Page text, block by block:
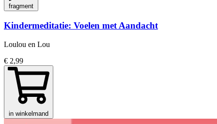
fragment
Kindermeditatie: Voelen met Aandacht
Loulou en Lou
€ 2,99
in winkelmand